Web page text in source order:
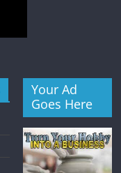
Your Ad
Goes Here